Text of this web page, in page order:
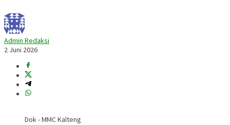
Admin Redaksi
2 Juni 2026
Dok - MMC Kalteng